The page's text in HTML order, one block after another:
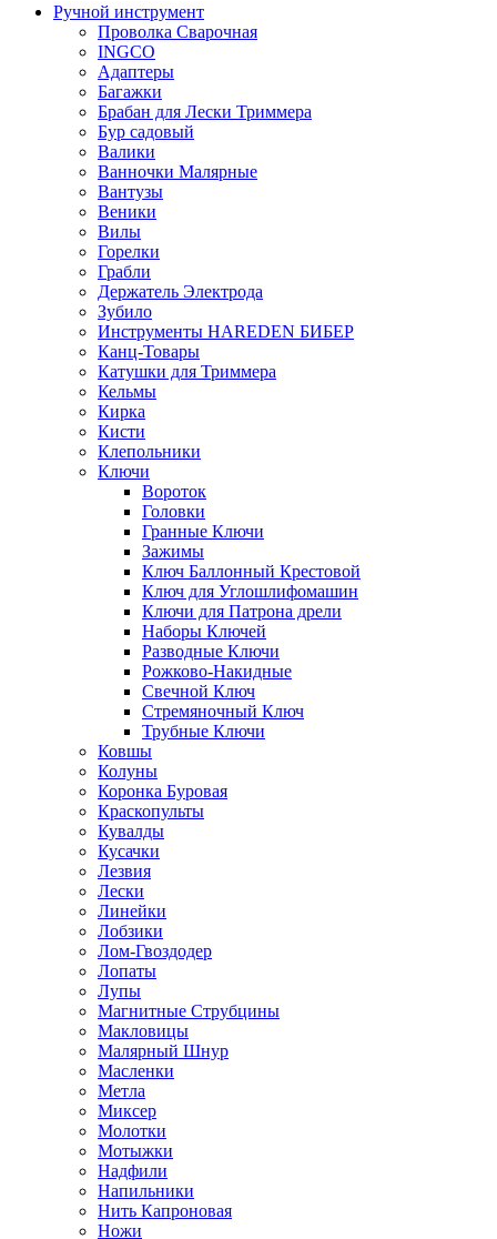
Ручной инструмент
Проволка Сварочная
INGCO
Адаптеры
Багажки
Брабан для Лески Триммера
Бур садовый
Валики
Ванночки Малярные
Вантузы
Веники
Вилы
Горелки
Грабли
Держатель Электрода
Зубило
Инструменты HAREDEN БИБЕР
Канц-Товары
Катушки для Триммера
Кельмы
Кирка
Кисти
Клепольники
Ключи
Вороток
Головки
Гранные Ключи
Зажимы
Ключ Баллонный Крестовой
Ключ для Углошлифомашин
Ключи для Патрона дрели
Наборы Ключей
Разводные Ключи
Рожково-Накидные
Свечной Ключ
Стремяночный Ключ
Трубные Ключи
Ковшы
Колуны
Коронка Буровая
Краскопульты
Кувалды
Кусачки
Лезвия
Лески
Линейки
Лобзики
Лом-Гвоздодер
Лопаты
Лупы
Магнитные Струбцины
Макловицы
Малярный Шнур
Масленки
Метла
Миксер
Молотки
Мотыжки
Надфили
Напильники
Нить Капроновая
Ножи